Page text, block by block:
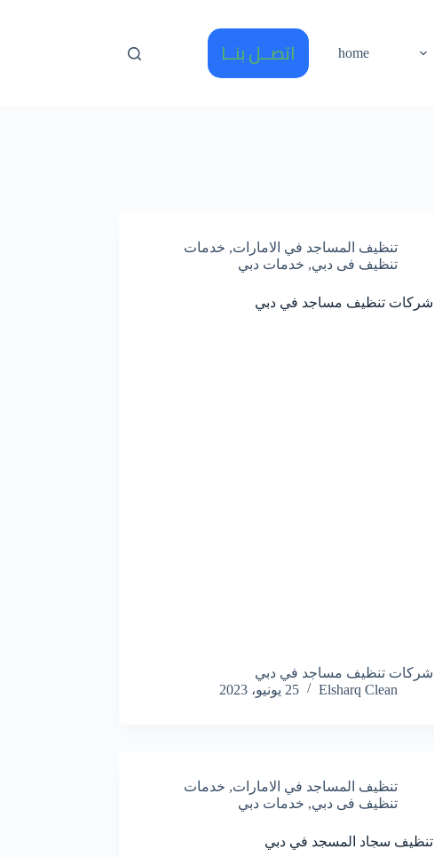
home اتصــل بنــا
تنظيف المساجد في الامارات, خدمات
تنظيف فى دبي, خدمات دبي
شركات تنظيف مساجد في دبي
شركات تنظيف مساجد في دبي
Elsharq Clean
25 يونيو، 2023
تنظيف المساجد في الامارات, خدمات
تنظيف فى دبي, خدمات دبي
تنظيف سجاد المسجد في دبي